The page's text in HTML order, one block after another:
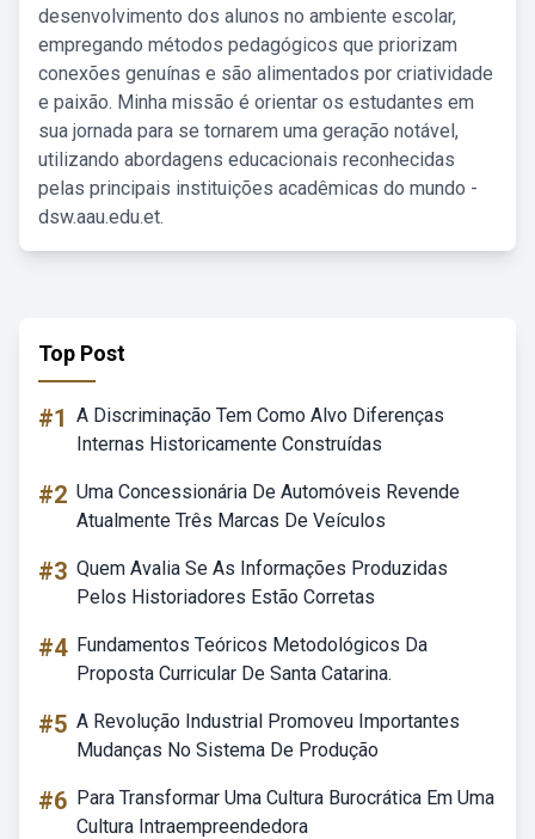
desenvolvimento dos alunos no ambiente escolar,
empregando métodos pedagógicos que priorizam
conexões genuínas e são alimentados por criatividade
e paixão. Minha missão é orientar os estudantes em
sua jornada para se tornarem uma geração notável,
utilizando abordagens educacionais reconhecidas
pelas principais instituições acadêmicas do mundo -
dsw.aau.edu.et.
Top Post
#1 A Discriminação Tem Como Alvo Diferenças
Internas Historicamente Construídas
#2 Uma Concessionária De Automóveis Revende
Atualmente Três Marcas De Veículos
#3 Quem Avalia Se As Informações Produzidas
Pelos Historiadores Estão Corretas
#4 Fundamentos Teóricos Metodológicos Da
Proposta Curricular De Santa Catarina.
#5 A Revolução Industrial Promoveu Importantes
Mudanças No Sistema De Produção
#6 Para Transformar Uma Cultura Burocrática Em Uma
Cultura Intraempreendedora